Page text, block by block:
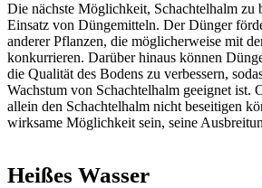
Die nächste Möglichkeit, Schachtelhalm zu
Einsatz von Düngemitteln. Der Dünger
anderer Pflanzen, die möglicherweise mit
konkurrieren. Darüber hinaus können
die Qualität des Bodens zu verbessern,
Wachstum von Schachtelhalm geeignet ist.
allein den Schachtelhalm nicht beseitigen
wirksame Möglichkeit sein, seine
Heißes Wasser